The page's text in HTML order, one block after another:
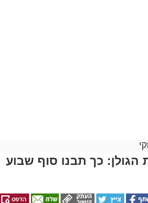
הגולן: כך תבנו סוף שבוע